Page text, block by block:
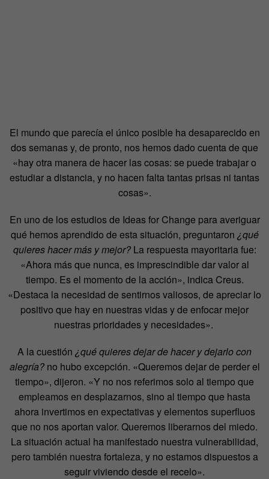
El mundo que parecía el único posible ha desaparecido en
dos semanas y, de pronto, nos hemos dado cuenta de que
«hay otra manera de hacer las cosas: se puede trabajar o
estudiar a distancia, y no hacen falta tantas prisas ni tantas
cosas».
En uno de los estudios de Ideas for Change para averiguar
qué hemos aprendido de esta situación, preguntaron ¿qué
quieres hacer más y mejor?La respuesta mayoritaria fue:
«Ahora más que nunca, es imprescindible dar valor al
tiempo. Es el momento de la acción», indica Creus.
«Destaca la necesidad de sentirnos valiosos, de apreciar lo
positivo que hay en nuestras vidas y de enfocar mejor
nuestras prioridades y necesidades».
A la cuestión ¿qué quieres dejar de hacer y dejarlo con
alegría? no hubo excepción. «Queremos dejar de perder el
tiempo», dijeron. «Y no nos referimos solo al tiempo que
empleamos en desplazarnos, sino al tiempo que hasta
ahora invertimos en expectativas y elementos superfluos
que no nos aportan valor. Queremos liberarnos del miedo.
La situación actual ha manifestado nuestra vulnerabilidad,
pero también nuestra fortaleza, y no estamos dispuestos a
seguir viviendo desde el recelo».